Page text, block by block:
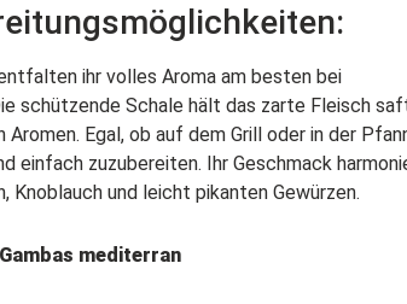
ihr volles Aroma am besten bei
schützende Schale hält das zarte Fleisch
Egal, ob auf dem Grill oder in der
einfach zuzubereiten. Ihr Geschmack
Knoblauch und leicht pikanten Gewürzen.
mediterran